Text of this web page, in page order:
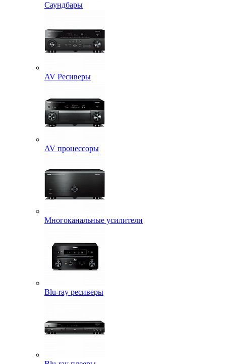
Саундбары
AV Ресиверы
AV процессоры
Многоканальные усилители
Blu-ray ресиверы